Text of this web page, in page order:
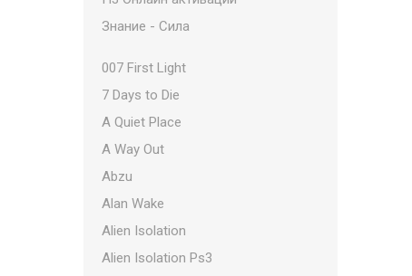
Знание - Сила
007 First Light
7 Days to Die
A Quiet Place
A Way Out
Abzu
Alan Wake
Alien Isolation
Alien Isolation Ps3